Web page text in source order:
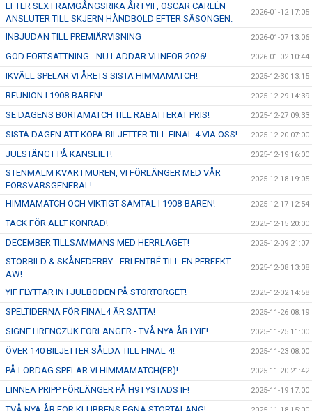
EFTER SEX FRAMGÅNGSRIKA ÅR I YIF, OSCAR CARLÉN
ANSLUTER TILL SKJERN HÅNDBOLD EFTER SÄSONGEN.
2026-01-12 17:05
INBJUDAN TILL PREMIÄRVISNING 2026-01-07 13:06
GOD FORTSÄTTNING - NU LADDAR VI INFÖR 2026! 2026-01-02 10:44
IKVÄLL SPELAR VI ÅRETS SISTA HIMMAMATCH! 2025-12-30 13:15
REUNION I 1908-BAREN! 2025-12-29 14:39
SE DAGENS BORTAMATCH TILL RABATTERAT PRIS! 2025-12-27 09:33
SISTA DAGEN ATT KÖPA BILJETTER TILL FINAL 4 VIA OSS! 2025-12-20 07:00
JULSTÄNGT PÅ KANSLIET! 2025-12-19 16:00
STENMALM KVAR I MUREN, VI FÖRLÄNGER MED VÅR
FÖRSVARSGENERAL!
2025-12-18 19:05
HIMMAMATCH OCH VIKTIGT SAMTAL I 1908-BAREN! 2025-12-17 12:54
TACK FÖR ALLT KONRAD! 2025-12-15 20:00
DECEMBER TILLSAMMANS MED HERRLAGET! 2025-12-09 21:07
STORBILD & SKÅNEDERBY - FRI ENTRÉ TILL EN PERFEKT
AW!
2025-12-08 13:08
YIF FLYTTAR IN I JULBODEN PÅ STORTORGET! 2025-12-02 14:58
SPELTIDERNA FÖR FINAL4 ÄR SATTA! 2025-11-26 08:19
SIGNE HRENCZUK FÖRLÄNGER - TVÅ NYA ÅR I YIF! 2025-11-25 11:00
ÖVER 140 BILJETTER SÅLDA TILL FINAL 4! 2025-11-23 08:00
PÅ LÖRDAG SPELAR VI HIMMAMATCH(ER)! 2025-11-20 21:42
LINNEA PRIPP FÖRLÄNGER PÅ H9 I YSTADS IF! 2025-11-19 17:00